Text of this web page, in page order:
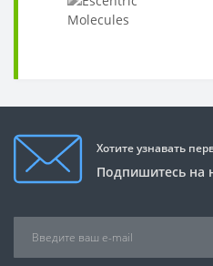
Хотите узнавать
Подпишитесь на